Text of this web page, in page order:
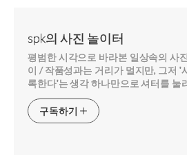
spk의 사진 놀이터
평범한 시각으로 바라본 일상속의 사
이 / 작품성과는 거리가 멀지만, 그저 '
록한다'는 생각 하나만으로 셔터를 눌
구독하기